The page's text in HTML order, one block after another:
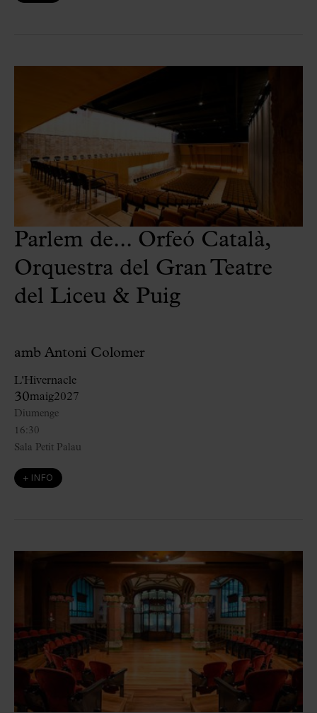
Parlem de... Orfeó Català,
Orquestra del Gran Teatre
del Liceu & Puig
amb Antoni Colomer
L'Hivernacle
30maig2027
16:30
Diumenge
Sala Petit Palau
+ INFO